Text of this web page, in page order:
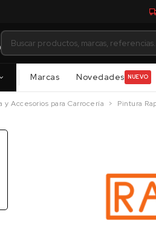
Marcas Novedades NUEVO
y Accesorios para Carrocería Pintura